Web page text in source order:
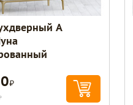
A
Р